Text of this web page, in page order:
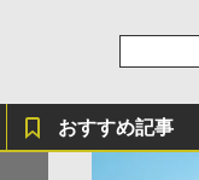
おすすめ記事